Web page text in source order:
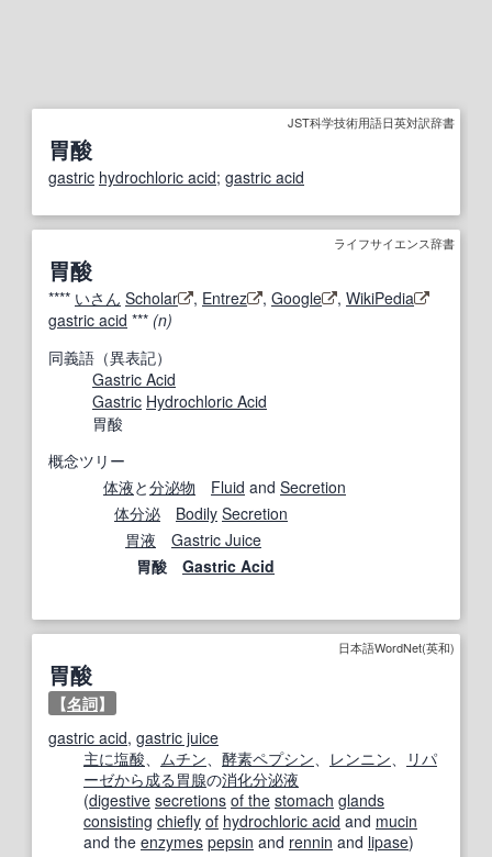
JST科学技術用語日英対訳辞書
胃酸
gastric hydrochloric acid; gastric acid
ライフサイエンス辞書
胃酸
**** いさん Scholar , Entrez , Google , WikiPedia
gastric acid *** (n)
同義語（異表記）
Gastric Acid
Gastric Hydrochloric Acid
胃酸
概念ツリー
体液と分泌物 Fluid and Secretion
体分泌 Bodily Secretion
胃液
Gastric Juice
胃酸 Gastric Acid
日本語WordNet(英和)
胃酸
【名詞】
gastric acid, gastric juice
主に塩酸、 ムチン、 酵素ペプシン、 レンニン、
リパ
ーゼから成る 胃腺の消化分泌液
(digestive secretions of the stomach glands
consisting chiefly of hydrochloric acid and mucin
and the enzymes pepsin and rennin and lipase)